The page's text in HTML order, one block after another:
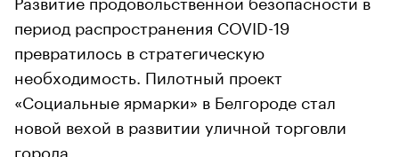
период распространения COVID-19
превратилось в стратегическую
необходимость. Пилотный проект
«Социальные ярмарки» в Белгороде стал
новой вехой в развитии уличной торговли
города